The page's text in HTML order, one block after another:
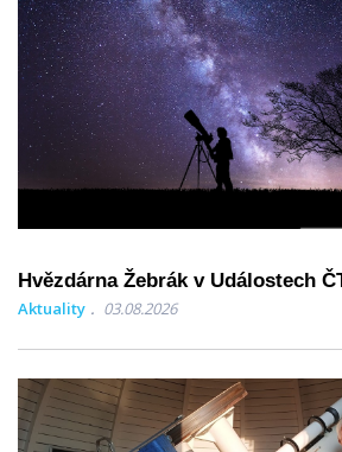
Hvězdárna Žebrák v Událostech
Aktuality 03.08.2026